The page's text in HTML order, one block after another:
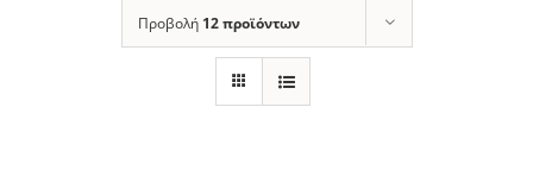
Προβολή 12 προϊόντων